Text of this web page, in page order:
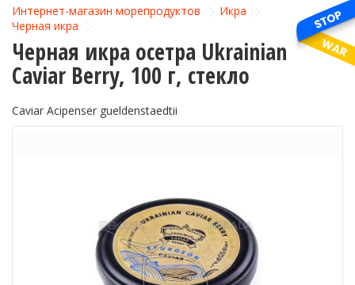
Интернет-магазин морепродуктов
Икра
Черная икра
Черная икра осетра Ukrainian
Caviar Berry, 100 г, стекло
Caviar Acipenser gueldenstaedtii